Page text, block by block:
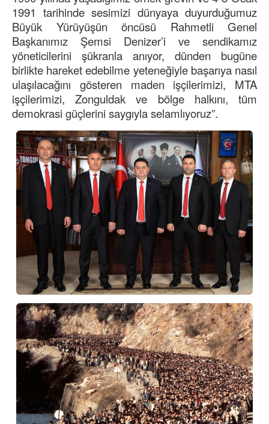
1991 tarihinde sesimizi dünyaya duyurduğumuz
Büyük Yürüyüşün öncüsü Rahmetli Genel
Başkanımız Şemsi Denizer’i ve sendikamız
yöneticilerini şükranla anıyor, dünden bugüne
birlikte hareket edebilme yeteneğiyle başarıya nasıl
ulaşılacağını gösteren maden işçilerimizi, MTA
işçilerimizi, Zonguldak ve bölge halkını, tüm
demokrasi güçlerini saygıyla selamlıyoruz”.